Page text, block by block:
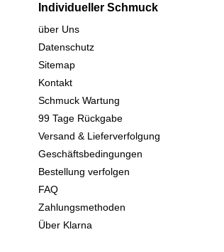
Individueller Schmuck
über Uns
Datenschutz
Sitemap
Kontakt
Schmuck Wartung
99 Tage Rückgabe
Versand & Lieferverfolgung
Geschäftsbedingungen
Bestellung verfolgen
FAQ
Zahlungsmethoden
Über Klarna